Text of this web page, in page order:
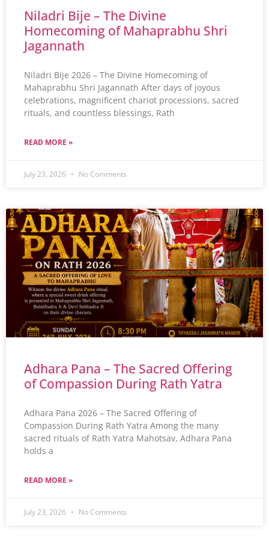
Niladri Bije – The Divine
Homecoming of Mahaprabhu Shri
Jagannath
Niladri Bije 2026 – The Divine Homecoming of
Mahaprabhu Shri Jagannath After days of joyous
celebrations, magnificent chariot processions, sacred
rituals, and countless blessings, Rath
READ MORE »
July 23, 2026 No Comments
Adhara Pana – The Sacred Offering
of Compassion During Rath Yatra
Adhara Pana 2026 – The Sacred Offering of
Compassion During Rath Yatra Among the many
sacred rituals of Rath Yatra Mahotsav, Adhara Pana
holds a
READ MORE »
July 23, 2026 No Comments